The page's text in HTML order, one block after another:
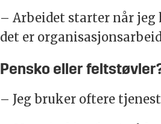
– Arbeidet starter når jeg
det er
Pensko eller
– Jeg bruker oftere